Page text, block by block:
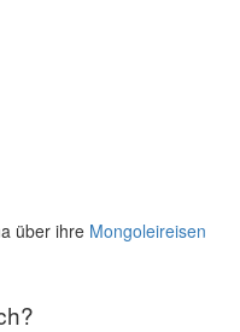
über ihre Mongoleireisen